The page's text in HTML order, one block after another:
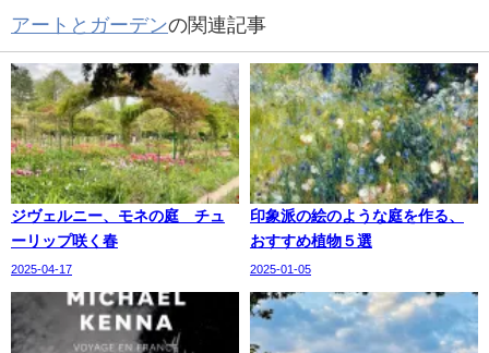
アートとガーデンの関連記事
ジヴェルニー、モネの庭 チュ
ーリップ咲く春
2025-04-17
印象派の絵のような庭を作る、
おすすめ植物５選
2025-01-05